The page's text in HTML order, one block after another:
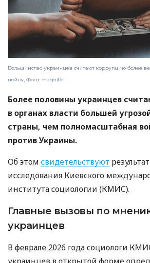
Большинство украинцев считают коррупцию более
войну, Фото: magnific
Более половины украинцев
в органах власти большей
страны, чем полномасштабная
против Украины.
Об этом свидетельствуют
исследования Киевского
института социологии (КМИС).
Главные вызовы по
украинцев
В феврале 2026 года социологи